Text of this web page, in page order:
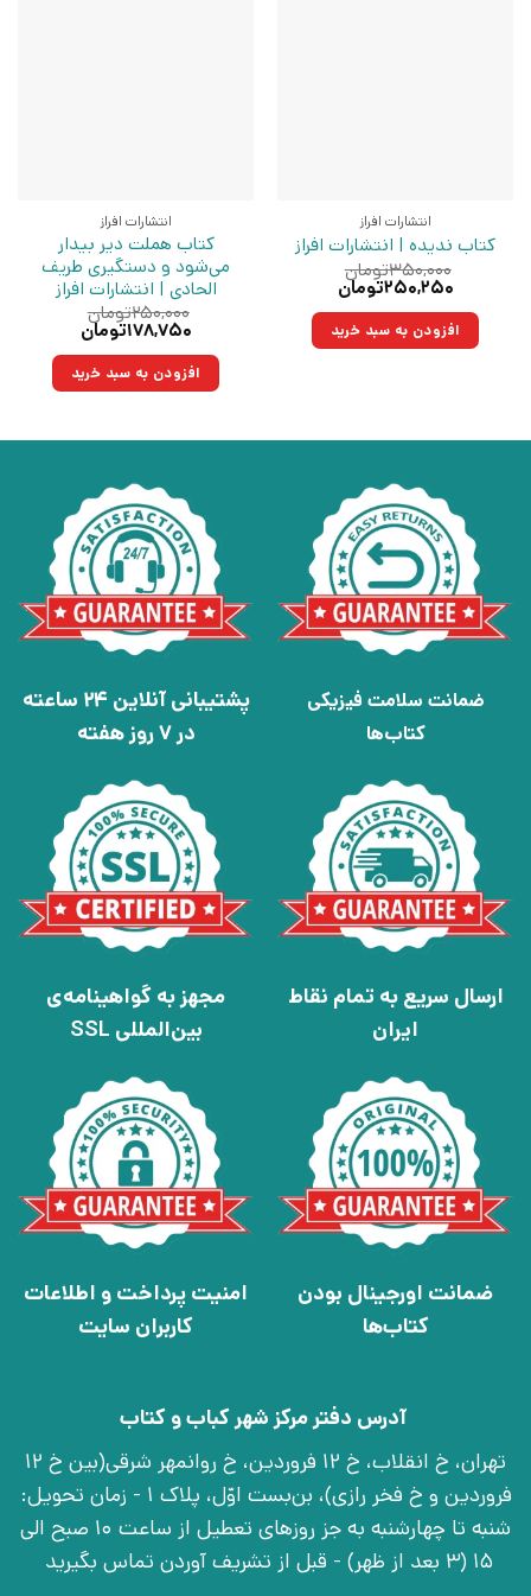
انتشارات افراز
کتاب ندیده | انتشارات افراز
۳۵۰,۰۰۰تومان
قیمت
۳۵۰,۰۰۰تومان
بود.
۲۵۰,۲۵۰تومان
۲۵۰,۲۵۰تومان.افزودن به سبد خرید
انتشارات افراز
کتاب هملت دیر بیدار
می‌شود و دستگیری طریف
الحادی | انتشارات افراز
۲۵۰,۰۰۰تومان
قیمت
۲۵۰,۰۰۰تومان
بود.
۱۷۸,۷۵۰تومان
۱۷۸,۷۵۰تومان.افزودن به سبد خرید
ضمانت سلامت فیزیکی
کتاب‌ها
پشتیبانی آنلاین 24 ساعته
در 7 روز هفته
ارسال سریع به تمام نقاط
ایران
مجهز به گواهینامه‌ی
بین‌المللی SSL
ضمانت اورجینال بودن
کتاب‌ها
امنیت پرداخت و اطلاعات
کاربران سایت
آدرس دفتر مرکز شهر کباب و کتاب
تهران، خ انقلاب، خ 12 فروردین، خ روانمهر شرقی(بین خ 12
فروردین و خ فخر رازی)، بن‌بست اوّل، پلاک 1 - زمان تحویل:
شنبه تا چهارشنبه به جز روزهای تعطیل از ساعت 10 صبح الی
15 (3 بعد از ظهر) - قبل از تشریف آوردن تماس بگیرید